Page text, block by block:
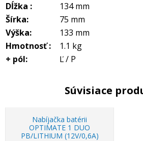
Dĺžka :
134 mm
Šírka:
75 mm
Výška:
133 mm
Hmotnosť :
1.1 kg
+ pól:
Ľ / P
Súvisiace
Nabíjačka batérii
OPTIMATE 1 DUO
PB/LITHIUM (12V/0,6A)